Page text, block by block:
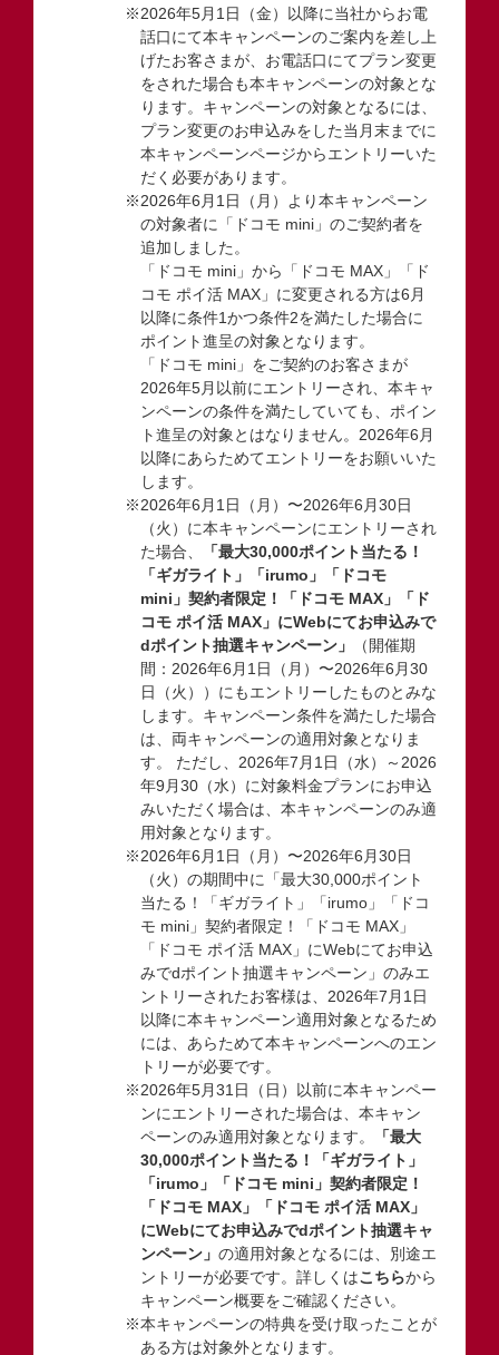
※2026年5月1日（金）以降に当社からお電
話口にて本キャンペーンのご案内を差し上
げたお客さまが、お電話口にてプラン変更
をされた場合も本キャンペーンの対象とな
ります。キャンペーンの対象となるには、
プラン変更のお申込みをした当月末までに
本キャンペーンページからエントリーいた
だく必要があります。
※2026年6月1日（月）より本キャンペーン
の対象者に「ドコモ mini」のご契約者を
追加しました。
「ドコモ mini」から「ドコモ MAX」「ド
コモ ポイ活 MAX」に変更される方は6月
以降に条件1かつ条件2を満たした場合に
ポイント進呈の対象となります。
「ドコモ mini」をご契約のお客さまが
2026年5月以前にエントリーされ、本キャ
ンペーンの条件を満たしていても、ポイン
ト進呈の対象とはなりません。2026年6月
以降にあらためてエントリーをお願いいた
します。
※2026年6月1日（月）〜2026年6月30日
（火）に本キャンペーンにエントリーされ
た場合、
「最大30,000ポイント当たる！
「ギガライト」「irumo」「ドコモ
mini」契約者限定！「ドコモ MAX」「ド
コモ ポイ活 MAX」にWebにてお申込みで
dポイント抽選キャンペーン」
（開催期
間：2026年6月1日（月）〜2026年6月30
日（火））にもエントリーしたものとみな
します。キャンペーン条件を満たした場合
は、両キャンペーンの適用対象となりま
す。 ただし、2026年7月1日（水）～2026
年9月30（水）に対象料金プランにお申込
みいただく場合は、本キャンペーンのみ適
用対象となります。
※2026年6月1日（月）〜2026年6月30日
（火）の期間中に「最大30,000ポイント
当たる！「ギガライト」「irumo」「ドコ
モ mini」契約者限定！「ドコモ MAX」
「ドコモ ポイ活 MAX」にWebにてお申込
みでdポイント抽選キャンペーン」のみエ
ントリーされたお客様は、2026年7月1日
以降に本キャンペーン適用対象となるため
には、あらためて本キャンペーンへのエン
トリーが必要です。
※2026年5月31日（日）以前に本キャンペー
ンにエントリーされた場合は、本キャン
ペーンのみ適用対象となります。
「最大
30,000ポイント当たる！「ギガライト」
「irumo」「ドコモ mini」契約者限定！
「ドコモ MAX」「ドコモ ポイ活 MAX」
にWebにてお申込みでdポイント抽選キャ
ンペーン」 の適用対象となるには、別途エ
ントリーが必要です。詳しくはこちらから
キャンペーン概要をご確認ください。
※本キャンペーンの特典を受け取ったことが
ある方は対象外となります。